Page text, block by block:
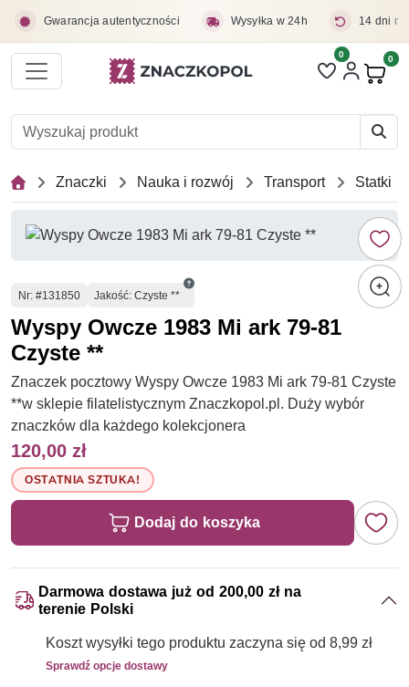
Gwarancja autentyczności Wysyłka w 24h 14 dni
Liczba pozycji
0 0
Znaczki Nauka i rozwój Transport Statki
Numer
Nr: #131850 Jakość: Czyste **
Wyspy Owcze 1983 Mi ark 79-81
Czyste **
Znaczek pocztowy Wyspy Owcze 1983 Mi ark 79-81 Czyste
**w sklepie filatelistycznym Znaczkopol.pl. Duży wybór
znaczków dla każdego kolekcjonera
120,00 zł
OSTATNIA SZTUKA!
Dodaj do koszyka
Darmowa dostawa już od 200,00 zł na
terenie Polski
Koszt wysyłki tego produktu zaczyna się od 8,99 zł
Sprawdź opcje dostawy